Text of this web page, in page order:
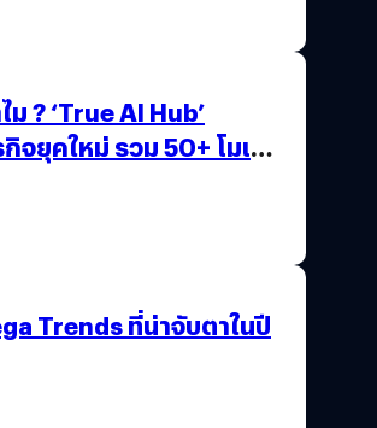
? ‘True AI Hub’
จยุคใหม่ รวม 50+ โมเดล
Trends ที่น่าจับตาในปี